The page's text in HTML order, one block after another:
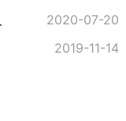
2020-07-20
2019-11-14